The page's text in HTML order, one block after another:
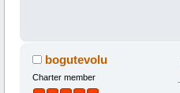
bogutevolu
Charter member